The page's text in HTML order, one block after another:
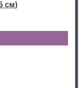
см)